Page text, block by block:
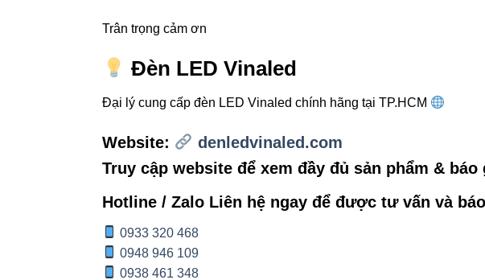
6. So sánh đèn
TIÊU CHÍ V20DLA-6 6W
Trân trọng cảm ơn
Đèn LED Vinaled
Đại lý cung cấp đèn LED Vinaled chính hãng tại TP.HCM
Website:
denledvinaled.com
Truy cập website để xem đầy đủ sản phẩm & báo
Hotline / Zalo Liên hệ ngay để được tư vấn và
0933 320 468
0948 946 109
0938 461 348